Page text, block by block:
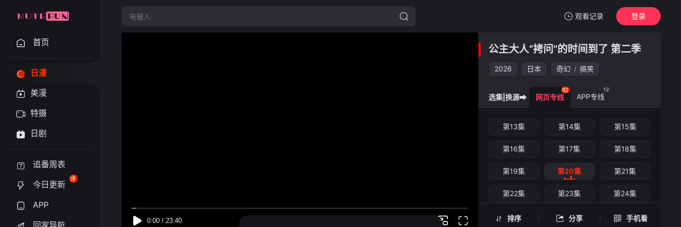
观看记录
我的观影记录
第20集
公主大人“拷问”的时间到了 第二季
登录
首页
日漫
美漫
特摄
日剧
追番周表
今日更新
8
APP
回家导航
公主大人“拷问”的时间到了 第二季
2026 日本 奇幻 / 搞笑
排序 分享 手机看
公主大人“拷问”的时间到了 第二季 -第20集
选集|换源➡ 网页专线
12
APP专线
12
第13集 第14集 第15集
第16集 第17集 第18集
第19集 第20集 第21集
第22集 第23集 第24集